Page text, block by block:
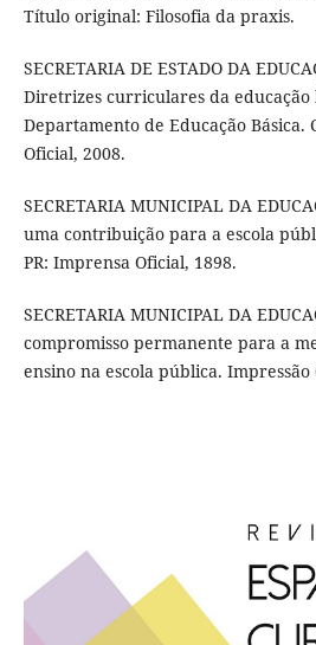
Título original: Filosofia da praxis.
SECRETARIA DE ESTADO DA
Diretrizes curriculares da educação
Departamento de Educação Básica.
Oficial, 2008.
SECRETARIA MUNICIPAL DA
uma contribuição para a escola
PR: Imprensa Oficial, 1898.
SECRETARIA MUNICIPAL DA
compromisso permanente para a
ensino na escola pública.